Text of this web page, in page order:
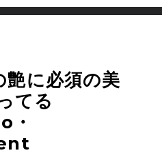
に必須の美
てる
・